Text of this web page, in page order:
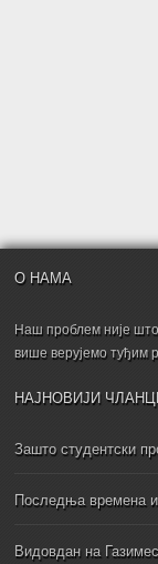
О НАМА
Наш проблем није
више верујемо туђим
НАЈНОВИЈИ
Зашто студентски
Последња времена
Видовдан на